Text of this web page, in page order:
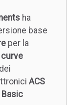
ha
base
per la
curve
dei
ACS
Basic